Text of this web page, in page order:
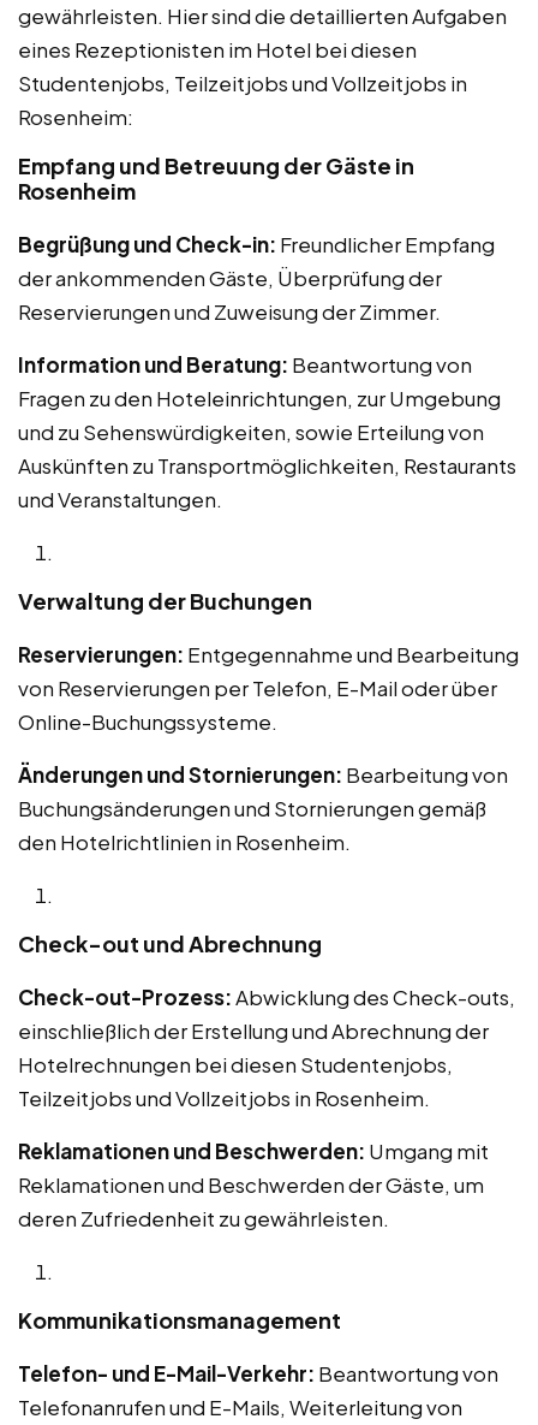
gewährleisten. Hier sind die detaillierten Aufgaben
eines Rezeptionisten im Hotel bei diesen
Studentenjobs, Teilzeitjobs und Vollzeitjobs in
Rosenheim:
Empfang und Betreuung der Gäste in
Rosenheim
Begrüßung und Check-in: Freundlicher Empfang
der ankommenden Gäste, Überprüfung der
Reservierungen und Zuweisung der Zimmer.
Information und Beratung: Beantwortung von
Fragen zu den Hoteleinrichtungen, zur Umgebung
und zu Sehenswürdigkeiten, sowie Erteilung von
Auskünften zu Transportmöglichkeiten, Restaurants
und Veranstaltungen.
Verwaltung der Buchungen
Reservierungen: Entgegennahme und Bearbeitung
von Reservierungen per Telefon, E-Mail oder über
Online-Buchungssysteme.
Änderungen und Stornierungen: Bearbeitung von
Buchungsänderungen und Stornierungen gemäß
den Hotelrichtlinien in Rosenheim.
Check-out und Abrechnung
Check-out-Prozess:Abwicklung des Check-outs,
einschließlich der Erstellung und Abrechnung der
Hotelrechnungen bei diesen Studentenjobs,
Teilzeitjobs und Vollzeitjobs in Rosenheim.
Reklamationen und Beschwerden: Umgang mit
Reklamationen und Beschwerden der Gäste, um
deren Zufriedenheit zu gewährleisten.
Kommunikationsmanagement
Telefon- und E-Mail-Verkehr: Beantwortung von
Telefonanrufen und E-Mails, Weiterleitung von